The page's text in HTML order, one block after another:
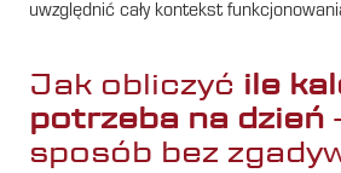
uwzględnić cały kontekst
Jak obliczyć ile
potrzeba na dzień
sposób bez